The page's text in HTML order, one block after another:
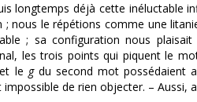
longtemps déjà cette inéluctable
nous le répétions comme une
; sa configuration nous
les trois points qui piquent le
le gdu second mot possédaient
de rien objecter. –